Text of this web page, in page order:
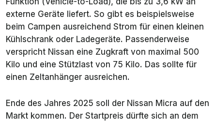
externe Geräte liefert. So gibt es beispielsweise
beim Campen ausreichend Strom für einen kleinen
Kühlschrank oder Ladegeräte. Passenderweise
verspricht Nissan eine Zugkraft von maximal 500
Kilo und eine Stützlast von 75 Kilo. Das sollte für
einen Zeltanhänger ausreichen.
Ende des Jahres 2025 soll der Nissan Micra auf den
Markt kommen. Der Startpreis dürfte sich an dem